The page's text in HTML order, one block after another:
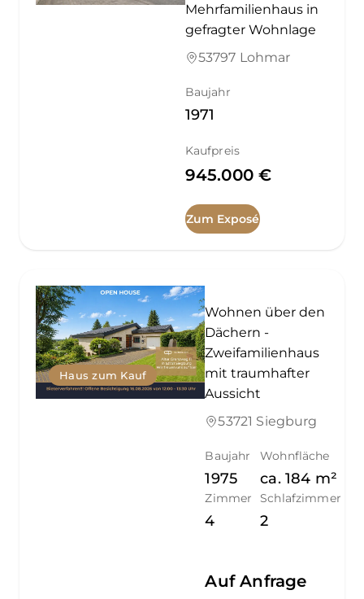
Mehrfamilienhaus in
gefragter Wohnlage
53797 Lohmar
Baujahr
1971
Kaufpreis
945.000 €
Zum Exposé
Haus zum Kauf
Wohnen über den
Dächern -
Zweifamilienhaus
mit traumhafter
Aussicht
53721 Siegburg
Baujahr
1975
Wohnfläche
ca. 184 m²
Zimmer
4
Schlafzimmer
2
Auf Anfrage